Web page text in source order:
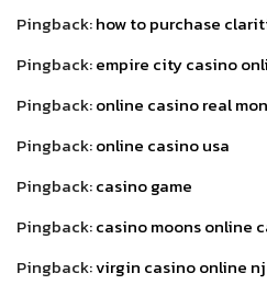
Pingback:how to purchase
Pingback:empire city casino
Pingback:online casino real
Pingback:online casino usa
Pingback:casino game
Pingback:casino moons online
Pingback:virgin casino online nj